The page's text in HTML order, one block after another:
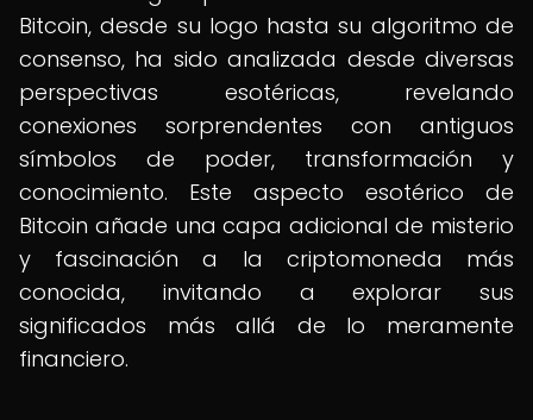
Bitcoin, desde su logo hasta su algoritmo de
consenso, ha sido analizada desde diversas
perspectivas esotéricas, revelando
conexiones sorprendentes con antiguos
símbolos de poder, transformación y
conocimiento. Este aspecto esotérico de
Bitcoin añade una capa adicional de misterio
y fascinación a la criptomoneda más
conocida, invitando a explorar sus
significados más allá de lo meramente
financiero.